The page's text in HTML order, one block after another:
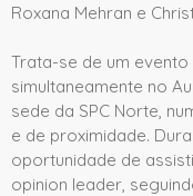
Roxana Mehran e
Trata-se de um
simultaneamente no
sede da SPC Norte,
e de proximidade.
oportunidade de
opinion leader,